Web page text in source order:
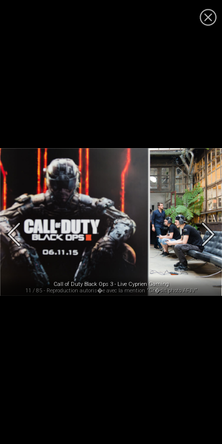
Call of Duty Black Ops 3 - Live Cyprien Gaming
11 / 85 - Reproduction autoris�e avec la mention "Cr�dit photo AFJV"